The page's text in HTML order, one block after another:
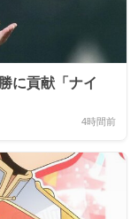
に貢献「ナイ
4時間前